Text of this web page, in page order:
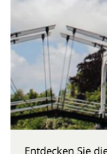
Entdecken Sie